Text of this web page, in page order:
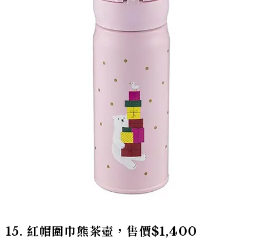
15. 紅帽圍巾熊茶壺，售價$1,400